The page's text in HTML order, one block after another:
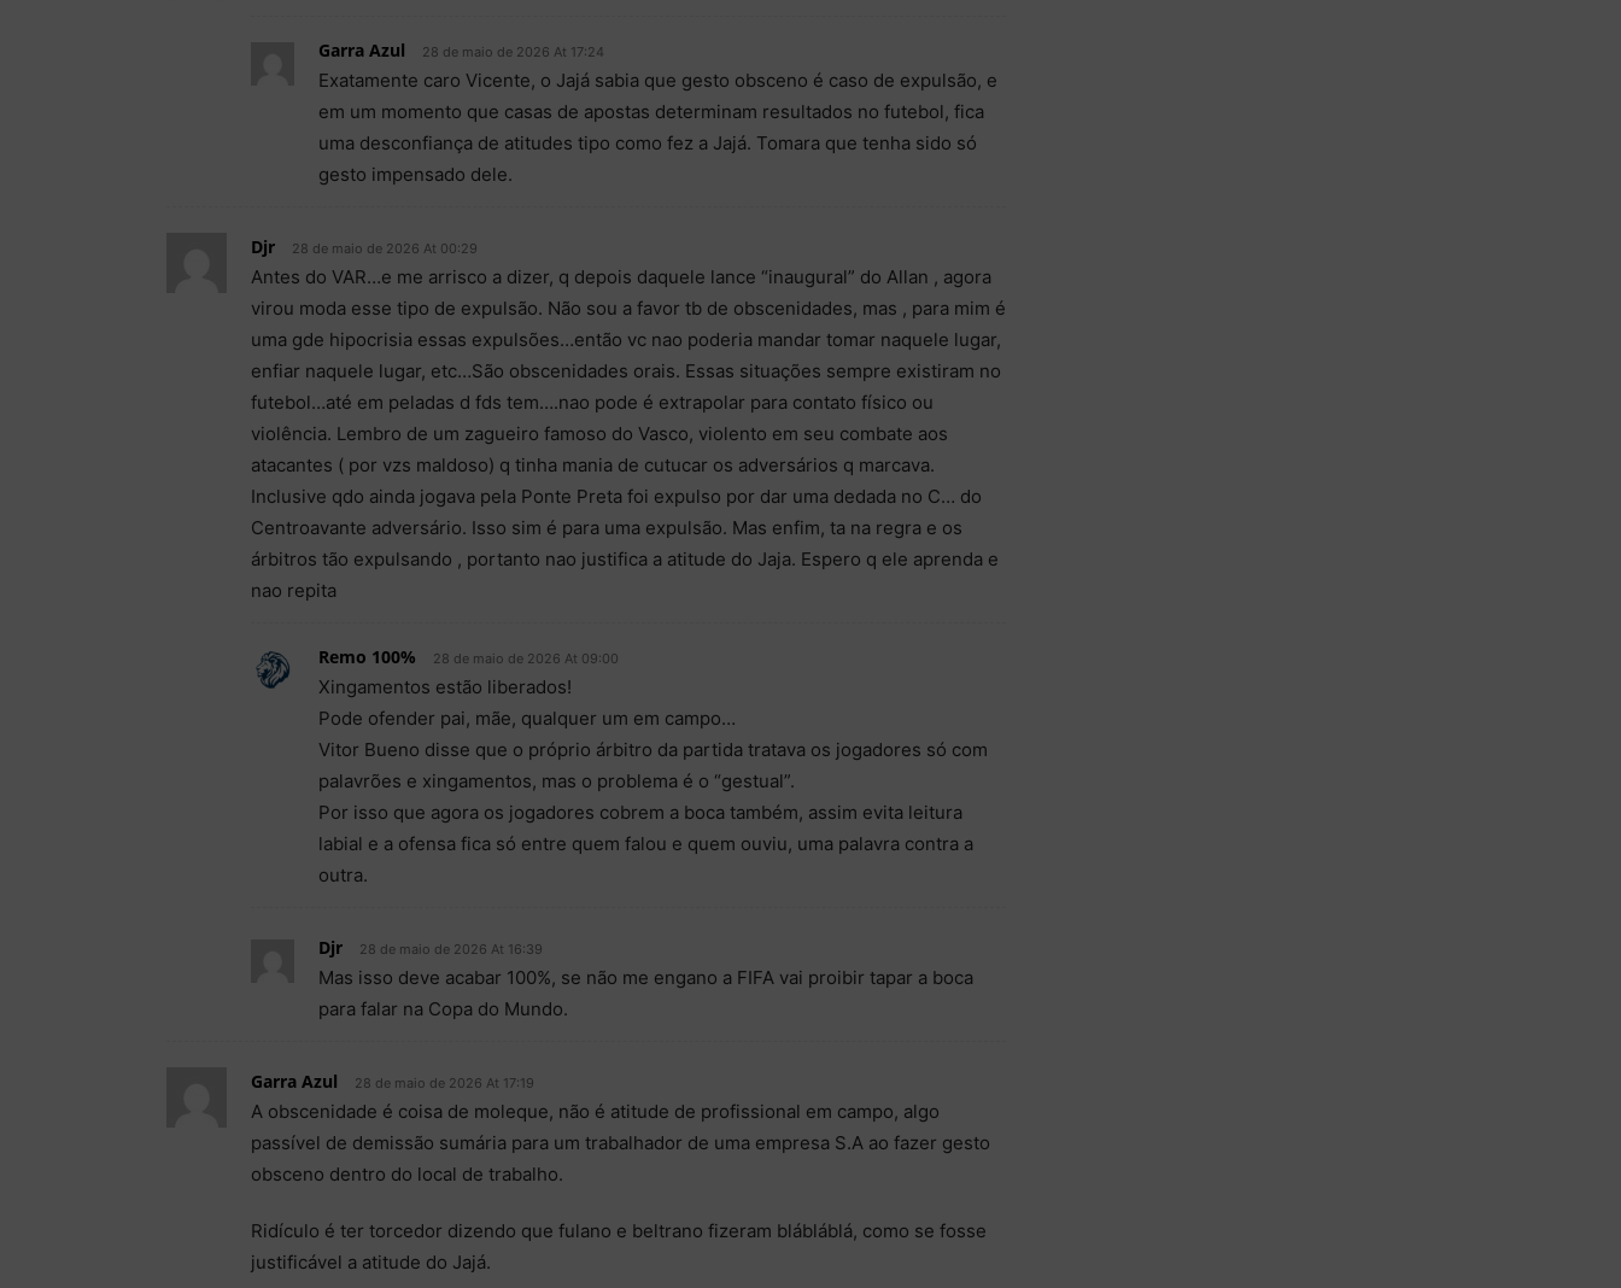
Garra Azul 28 de maio de 2026 At 17:24
Exatamente caro Vicente, o Jajá sabia que gesto obsceno é caso de expulsão, e
em um momento que casas de apostas determinam resultados no futebol, fica
uma desconfiança de atitudes tipo como fez a Jajá. Tomara que tenha sido só
gesto impensado dele.
Djr 28 de maio de 2026 At 00:29
Antes do VAR…e me arrisco a dizer, q depois daquele lance “inaugural” do Allan , agora
virou moda esse tipo de expulsão. Não sou a favor tb de obscenidades, mas , para mim é
uma gde hipocrisia essas expulsões…então vc nao poderia mandar tomar naquele lugar,
enfiar naquele lugar, etc…São obscenidades orais. Essas situações sempre existiram no
futebol…até em peladas d fds tem….nao pode é extrapolar para contato físico ou
violência. Lembro de um zagueiro famoso do Vasco, violento em seu combate aos
atacantes ( por vzs maldoso) q tinha mania de cutucar os adversários q marcava.
Inclusive qdo ainda jogava pela Ponte Preta foi expulso por dar uma dedada no C… do
Centroavante adversário. Isso sim é para uma expulsão. Mas enfim, ta na regra e os
árbitros tão expulsando , portanto nao justifica a atitude do Jaja. Espero q ele aprenda e
nao repita
Remo 100% 28 de maio de 2026 At 09:00
Xingamentos estão liberados!
Pode ofender pai, mãe, qualquer um em campo…
Vitor Bueno disse que o próprio árbitro da partida tratava os jogadores só com
palavrões e xingamentos, mas o problema é o “gestual”.
Por isso que agora os jogadores cobrem a boca também, assim evita leitura
labial e a ofensa fica só entre quem falou e quem ouviu, uma palavra contra a
outra.
Djr 28 de maio de 2026 At 16:39
Mas isso deve acabar 100%, se não me engano a FIFA vai proibir tapar a boca
para falar na Copa do Mundo.
Garra Azul 28 de maio de 2026 At 17:19
A obscenidade é coisa de moleque, não é atitude de profissional em campo, algo
passível de demissão sumária para um trabalhador de uma empresa S.A ao fazer gesto
obsceno dentro do local de trabalho.
Ridículo é ter torcedor dizendo que fulano e beltrano fizeram blábláblá, como se fosse
justificável a atitude do Jajá.